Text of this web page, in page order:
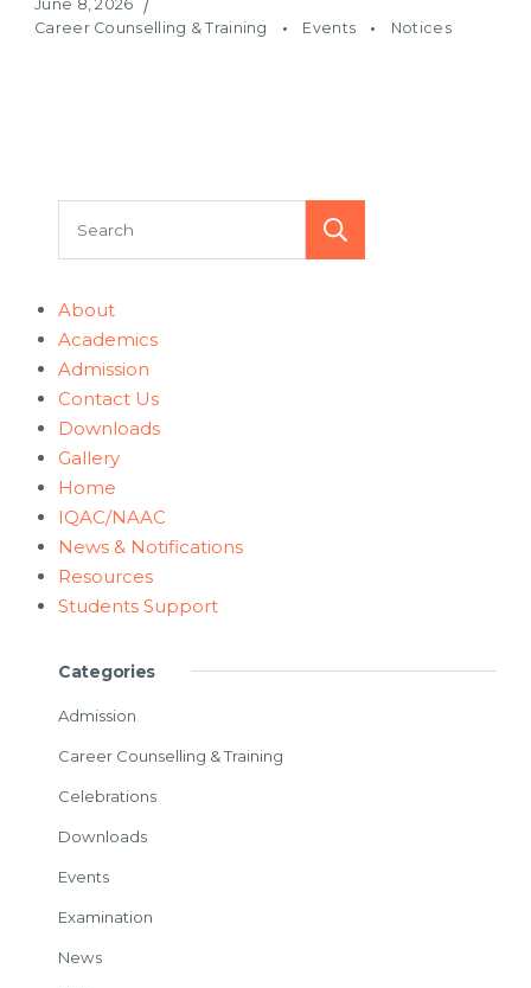
June 8, 2026
Career Counselling & Training
Events Notices
About
Academics
Admission
Contact Us
Downloads
Gallery
Home
IQAC/NAAC
News & Notifications
Resources
Students Support
Categories
Admission
Career Counselling & Training
Celebrations
Downloads
Events
Examination
News